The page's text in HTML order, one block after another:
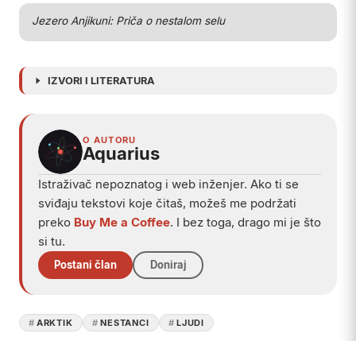
Jezero Anjikuni: Priča o nestalom selu
IZVORI I LITERATURA
O AUTORU
Aquarius
Istraživač nepoznatog i web inženjer. Ako ti se
sviđaju tekstovi koje čitaš, možeš me podržati
preko Buy Me a Coffee. I bez toga, drago mi je što
si tu.
Postani član Doniraj
ARKTIK NESTANCI LJUDI